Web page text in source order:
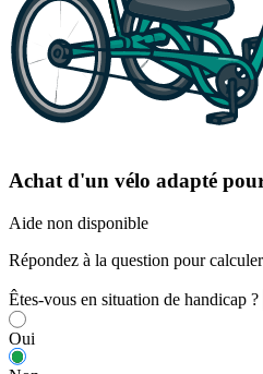
Achat d'un vélo adapté
Aide non disponible
Répondez à la question pour
Êtes-vous en situation de handicap ?
Oui